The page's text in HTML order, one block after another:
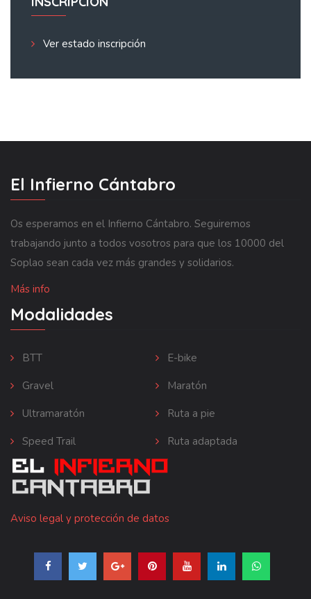
Ver estado inscripción
El Infierno Cántabro
Os esperamos en el Infierno Cántabro. Seguiremos
trabajando junto a todos vosotros para que los 10000 del
Soplao sean cada vez más grandes y solidarios.
Más info
Modalidades
BTT
E-bike
Gravel
Maratón
Ultramaratón
Ruta a pie
Speed Trail
Ruta adaptada
Aviso legal y protección de datos